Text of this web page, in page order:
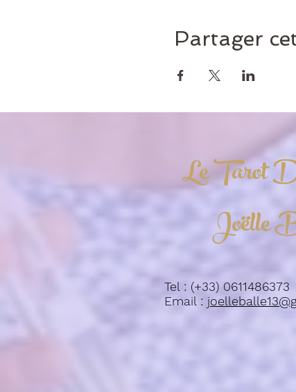
Partager
Le Tarot
Joëlle
Tel : (+33) 0611486373
Email :